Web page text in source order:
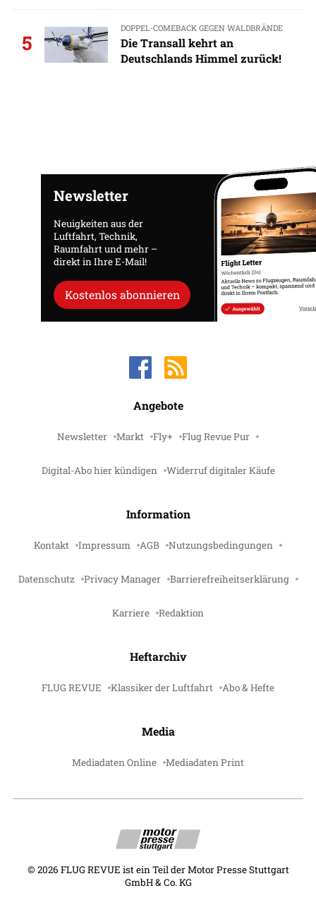
5
DOPPEL-COMEBACK GEGEN WALDBRÄNDE
Die Transall kehrt an
Deutschlands Himmel zurück!
Newsletter
Neuigkeiten aus der
Luftfahrt, Technik,
Raumfahrt und mehr –
direkt in Ihre E-Mail!
Kostenlos abonnieren
Angebote
Newsletter Markt Fly+ Flug Revue Pur
Digital-Abo hier kündigen Widerruf digitaler Käufe
Information
Kontakt Impressum AGB Nutzungsbedingungen
Datenschutz Privacy Manager Barrierefreiheitserklärung
Karriere Redaktion
Heftarchiv
FLUG REVUE Klassiker der Luftfahrt Abo & Hefte
Media
Mediadaten Online Mediadaten Print
© 2026 FLUG REVUE ist ein Teil der Motor Presse Stuttgart
GmbH & Co. KG